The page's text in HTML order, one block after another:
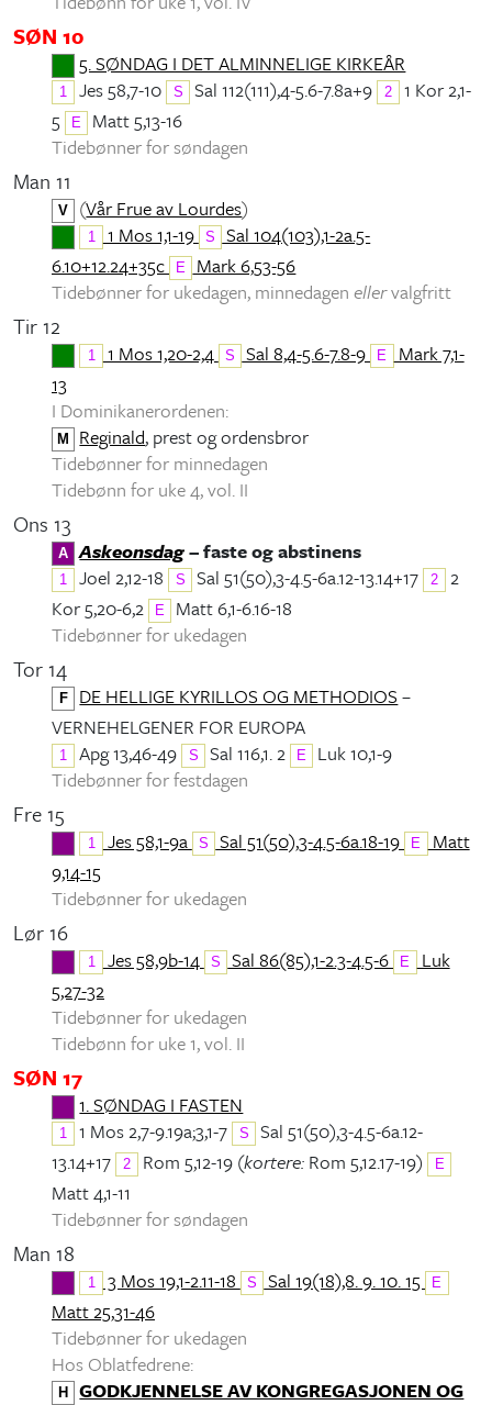
SØN 10
5. SØNDAG I DET ALMINNELIGE KIRKEÅR
1 Jes 58,7-10 S Sal 112(111),4-5.6-7.8a+9 2
1 Kor 2,1-
5
E
Matt 5,13-16
Tidebønner for søndagen
Man 11
V (Vår Frue av Lourdes)
1 1 Mos 1,1-19 S
Sal 104(103),1-2a.5-
6.10+12.24+35c
E
Mark 6,53-56
Tidebønner for ukedagen, minnedagen ellervalgfritt
Tir 12
1 1 Mos 1,20-2,4 S Sal 8,4-5.6-7.8-9 E Mark 7,1-
13
I Dominikanerordenen:
M Reginald, prest og ordensbror
Tidebønner for minnedagen
Tidebønn for uke 4, vol. II
Ons 13
A Askeonsdag– faste og abstinens
1 Joel 2,12-18 S Sal 51(50),3-4.5-6a.12-13.14+17 2
2
Kor 5,20-6,2
E
Matt 6,1-6.16-18
Tidebønner for ukedagen
Tor 14
F DE HELLIGE KYRILLOS OG METHODIOS –
VERNEHELGENER FOR EUROPA
1 Apg 13,46-49 S Sal 116,1. 2 E
Luk 10,1-9
Tidebønner for festdagen
Fre 15
1 Jes 58,1-9a S Sal 51(50),3-4.5-6a.18-19 E Matt
9,14-15
Tidebønner for ukedagen
Lør 16
1 Jes 58,9b-14 S Sal 86(85),1-2.3-4.5-6 E Luk
5,27-32
Tidebønner for ukedagen
Tidebønn for uke 1, vol. II
SØN 17
1. SØNDAG I FASTEN
1 1 Mos 2,7-9.19a;3,1-7 S Sal 51(50),3-4.5-6a.12-
13.14+17
2 Rom 5,12-19 (kortere: Rom 5,12.17-19) E
Matt 4,1-11
Tidebønner for søndagen
Man 18
1 3 Mos 19,1-2.11-18 S Sal 19(18),8. 9. 10. 15 E
Matt 25,31-46
Tidebønner for ukedagen
Hos Oblatfedrene:
H
GODKJENNELSE AV KONGREGASJONEN OG